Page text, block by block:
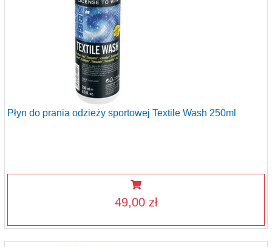
Płyn do prania odzieży sportowej Textile Wash 250ml
49,00 zł